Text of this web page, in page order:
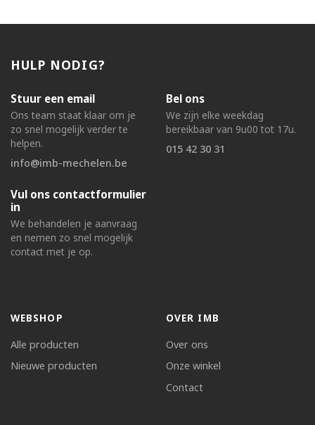
HULP NODIG?
Stuur een email
Ons team staat klaar om je
zo snel mogelijk verder te
helpen.
info@imb-mechelen.be
Bel ons
We zijn elke weekdag
bereikbaar van 9u00 tot 17u.
015 42 30 31
Vul ons contactformulier
in
We behandelen je aanvraag
en nemen zo snel mogelijk
contact met je op.
WEBSHOP
Alle producten
Nieuwe producten
OVER IMB
Over ons
Onze winkel
Contact